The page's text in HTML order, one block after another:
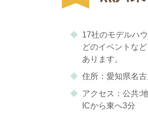
17社のモデルハ
どのイベントな
あります。
住所：愛知県名
アクセス：公共:
ICから東へ3分